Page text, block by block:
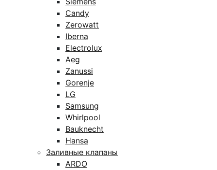
Candy
Zerowatt
Iberna
Electrolux
Aeg
Zanussi
Gorenje
LG
Samsung
Whirlpool
Bauknecht
Hansa
Заливные клапаны
ARDO